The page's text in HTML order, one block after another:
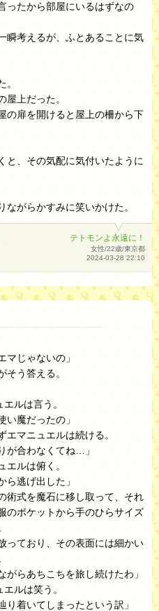
ったから部屋にいるはずなの
瞬考えるが、ふとあることに気
屋上だった。
の扉を開けると屋上の柵から下
と、その気配に気付いたように
がらかすみに笑いかけた。
テトモンよ永遠に！
女性/22歳/東京都
2024-03-28 22:10
マじゃないの」
そう答える。
ルは言う。
い魔だったの」
マニュエルは続ける。
が合わなくてね…」
エルは俯く。
ら逃げ出した」
術式を魔石に移し取って、それ
のポケットから手のひらサイズ
っており、その表面には細かい
がらあちこちを旅し続けたわ」
ルは笑う。
り着いてしまったという訳」